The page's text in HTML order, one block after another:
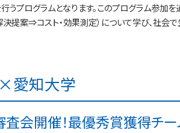
プログラムとなります。このプログラム参加を
案⇒コスト・効果測定）について学び、社会
愛知大学
査会開催！最優秀賞獲得チ